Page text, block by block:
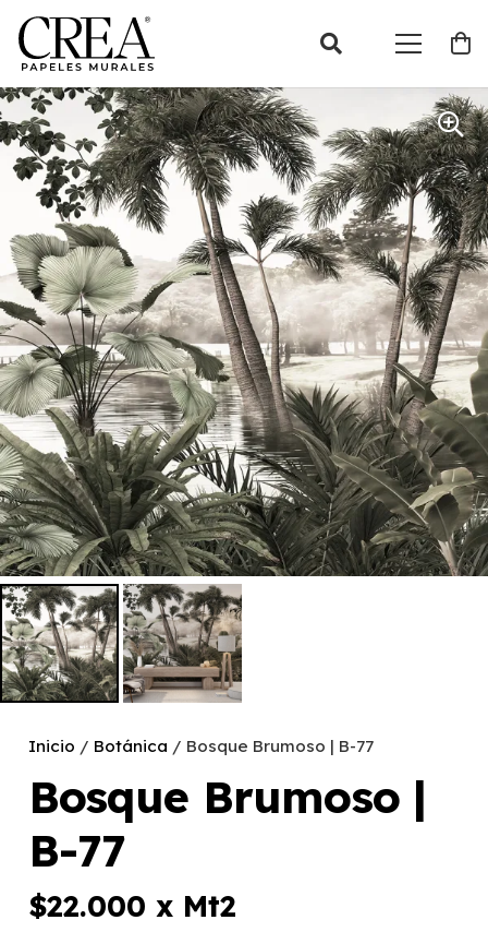
Inicio / Botánica / Bosque Brumoso | B-77
Bosque Brumoso |
B-77
$22.000 x Mt2